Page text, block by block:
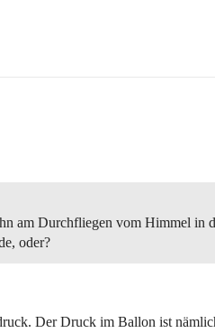
am Durchfliegen vom Himmel in
oder?
Der Druck im Ballon ist